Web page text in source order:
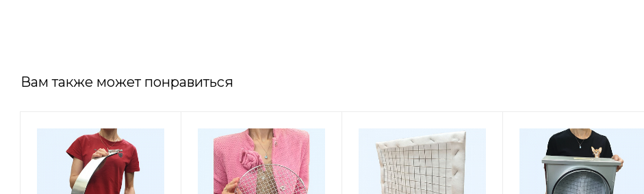
Вам также может понравиться